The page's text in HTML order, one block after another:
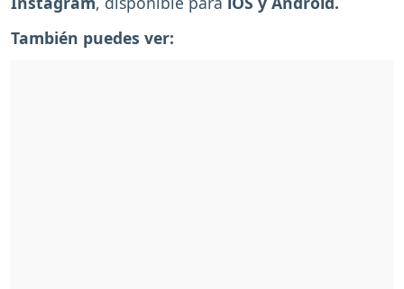
También puedes ver: